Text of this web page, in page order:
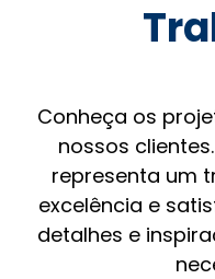
Conheça os
nossos
representa um
excelência e
detalhes e